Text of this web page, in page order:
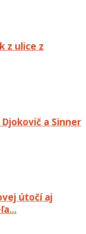
z ulice z
Djokovič a Sinner
útočí aj